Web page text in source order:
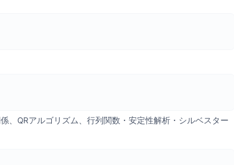
、QRアルゴリズム、行列関数・安定性解析・シルベスター